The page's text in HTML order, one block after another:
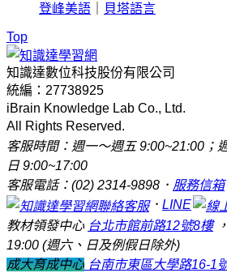
登峰美語
貝塔語言
Top
知識達數位科技股份有限公司
統編：27738925
iBrain Knowledge Lab Co., Ltd.
All Rights Reserved.
客服時間：週一～週五 9:00~21:00；
日 9:00~17:00
客服電話：(02) 2314-9898． 服務信箱
． LINE
教材領發中心 台北市館前路12號8樓
19:00 (週六、日及例假日除外)
成大育成中心 台南市東區大學路16-1